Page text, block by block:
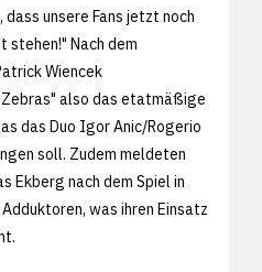
unsere Fans jetzt noch
stehen!" Nach dem
Wiencek
also das etatmäßige
das Duo Igor Anic/Rogerio
soll. Zudem meldeten
Ekberg nach dem Spiel in
was ihren Einsatz